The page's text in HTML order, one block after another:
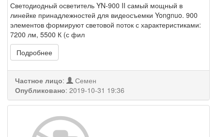
Светодиодный осветитель YN-900 II самый мощный в
линейке принадлежностей для видеосъемки Yongnuo. 900
элементов формируют световой поток с характеристиками:
7200 лм, 5500 К (с фил
Подробнее
Частное лицо:
Семен
Опубликовано: 2019-10-31 19:36